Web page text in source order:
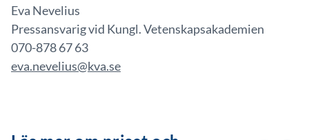
Eva Nevelius
Pressansvarig vid Kungl. Vetenskapsakademien
070-878 67 63
eva.nevelius@kva.se